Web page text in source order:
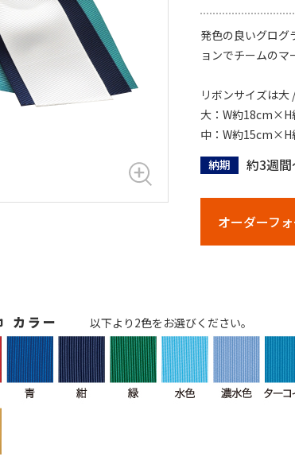
発色の良いグログ
ョンでチームのマ
リボンサイズは大
大：W約18cm×H
中：W約15cm×H
納期
約3週
オーダーフ
カラー 以下より2色をお選びください。